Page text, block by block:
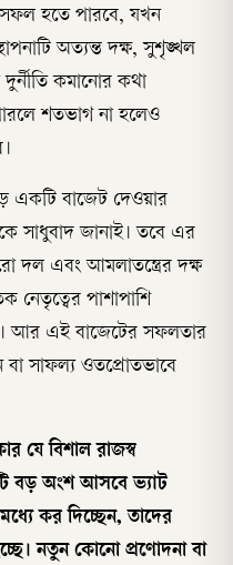
হতে পারবে, যখন
অত্যন্ত দক্ষ, সুশৃঙ্খল
কমানোর কথা
শতভাগ না হলেও
একটি বাজেট দেওয়ার
সাধুবাদ জানাই। তবে এর
দল এবং আমলাতন্ত্রের দক্ষ
নেতৃত্বের পাশাপাশি
আর এই বাজেটের সফলতার
সাফল্য ওতপ্রোতভাবে
যে বিশাল রাজস্ব
বড় অংশ আসবে ভ্যাট
কর দিচ্ছেন, তাদের
নতুন কোনো প্রণোদনা বা